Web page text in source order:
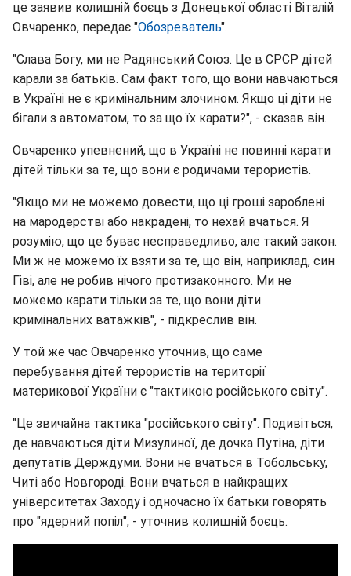
це заявив колишній боєць з Донецької області Віталій
Овчаренко, передає "Обозреватель".
"Слава Богу, ми не Радянський Союз. Це в СРСР дітей
карали за батьків. Сам факт того, що вони навчаються
в Україні не є кримінальним злочином. Якщо ці діти не
бігали з автоматом, то за що їх карати?", - сказав він.
Овчаренко упевнений, що в Україні не повинні карати
дітей тільки за те, що вони є родичами терористів.
"Якщо ми не можемо довести, що ці гроші зароблені
на мародерстві або накрадені, то нехай вчаться. Я
розумію, що це буває несправедливо, але такий закон.
Ми ж не можемо їх взяти за те, що він, наприклад, син
Гіві, але не робив нічого протизаконного. Ми не
можемо карати тільки за те, що вони діти
кримінальних ватажків", - підкреслив він.
У той же час Овчаренко уточнив, що саме
перебування дітей терористів на території
материкової України є "тактикою російського світу".
"Це звичайна тактика "російського світу". Подивіться,
де навчаються діти Мизулиної, де дочка Путіна, діти
депутатів Держдуми. Вони не вчаться в Тобольську,
Читі або Новгороді. Вони вчаться в найкращих
університетах Заходу і одночасно їх батьки говорять
про "ядерний попіл", - уточнив колишній боєць.